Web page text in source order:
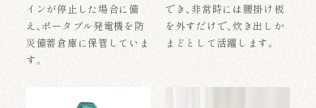
インが停止した場合に備
え、ポータブル発電機を防
災備蓄倉庫に保管していま
す。
でき、非常時には腰掛け板
を外すだけで、炊き出しか
まどとして活躍します。